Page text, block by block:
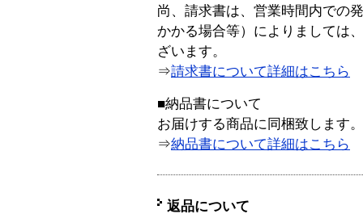
尚、請求書は、営業時間内での
かかる場合等）によりましては
ざいます。
⇒請求書について詳細はこちら
■納品書について
お届けする商品に同梱致します。
⇒納品書について詳細はこちら
返品について